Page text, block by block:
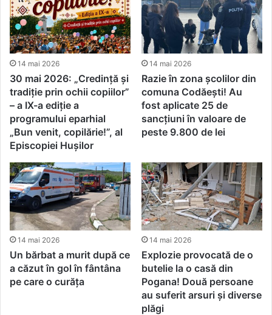
14 mai 2026
30 mai 2026: „Credință și
tradiție prin ochii copiilor”
– a IX-a ediție a
programului eparhial
„Bun venit, copilărie!”, al
Episcopiei Hușilor
14 mai 2026
Razie în zona școlilor din
comuna Codăești! Au
fost aplicate 25 de
sancțiuni în valoare de
peste 9.800 de lei
14 mai 2026
Un bărbat a murit după ce
a căzut în gol în fântâna
pe care o curăța
14 mai 2026
Explozie provocată de o
butelie la o casă din
Pogana! Două persoane
au suferit arsuri și diverse
plăgi